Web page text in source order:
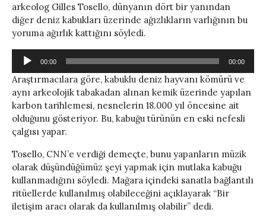
arkeolog Gilles Tosello, dünyanın dört bir yanından
diğer deniz kabukları üzerinde ağızlıkların varlığının bu
yoruma ağırlık kattığını söyledi.
Ses
oynatıcı
00:00 00:00
Araştırmacılara göre, kabuklu deniz hayvanı kömürü ve
aynı arkeolojik tabakadan alınan kemik üzerinde yapılan
karbon tarihlemesi, nesnelerin 18.000 yıl öncesine ait
olduğunu gösteriyor. Bu, kabuğu türünün en eski nefesli
çalgısı yapar.
Tosello, CNN’e verdiği demeçte, bunu yapanların müzik
olarak düşündüğümüz şeyi yapmak için mutlaka kabuğu
kullanmadığını söyledi. Mağara içindeki sanatla bağlantılı
ritüellerde kullanılmış olabileceğini açıklayarak “Bir
iletişim aracı olarak da kullanılmış olabilir” dedi.